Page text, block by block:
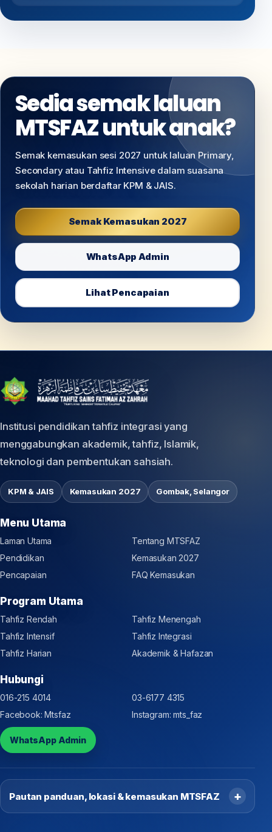
Sedia semak laluan
MTSFAZ untuk anak?
Semak kemasukan sesi 2027 untuk laluan Primary,
Secondary atau Tahfiz Intensive dalam suasana
sekolah harian berdaftar KPM & JAIS.
Semak Kemasukan 2027
WhatsApp Admin
Lihat Pencapaian
Institusi pendidikan tahfiz integrasi yang
menggabungkan akademik, tahfiz, Islamik,
teknologi dan pembentukan sahsiah.
KPM & JAIS Kemasukan 2027 Gombak, Selangor
Menu Utama
Laman Utama
Tentang MTSFAZ
Pendidikan
Kemasukan 2027
Pencapaian
FAQ Kemasukan
Program Utama
Tahfiz Rendah
Tahfiz Menengah
Tahfiz Intensif
Tahfiz Integrasi
Tahfiz Harian
Akademik & Hafazan
Hubungi
016-215 4014
03-6177 4315
Facebook: Mtsfaz
Instagram: mts_faz
WhatsApp Admin
Pautan panduan, lokasi & kemasukan MTSFAZ